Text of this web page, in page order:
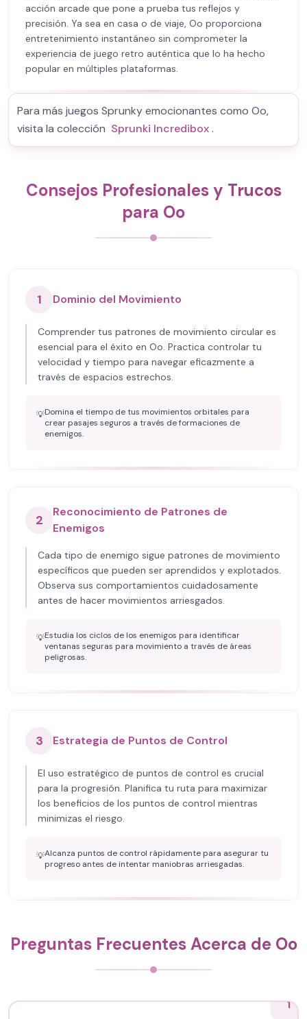
acción arcade que pone a prueba tus reflejos y
precisión. Ya sea en casa o de viaje, Oo proporciona
entretenimiento instantáneo sin comprometer la
experiencia de juego retro auténtica que lo ha hecho
popular en múltiples plataformas.
Para más juegos Sprunky emocionantes como Oo,
visita la colección Sprunki Incredibox.
Consejos Profesionales y Trucos
para Oo
1 Dominio del Movimiento
Comprender tus patrones de movimiento circular es
esencial para el éxito en Oo. Practica controlar tu
velocidad y tiempo para navegar eficazmente a
través de espacios estrechos.
💡Domina el tiempo de tus movimientos orbitales para
crear pasajes seguros a través de formaciones de
enemigos.
2
Reconocimiento de Patrones de
Enemigos
Cada tipo de enemigo sigue patrones de movimiento
específicos que pueden ser aprendidos y explotados.
Observa sus comportamientos cuidadosamente
antes de hacer movimientos arriesgados.
💡Estudia los ciclos de los enemigos para identificar
ventanas seguras para movimiento a través de áreas
peligrosas.
3 Estrategia de Puntos de Control
El uso estratégico de puntos de control es crucial
para la progresión. Planifica tu ruta para maximizar
los beneficios de los puntos de control mientras
minimizas el riesgo.
💡Alcanza puntos de control rápidamente para asegurar tu
progreso antes de intentar maniobras arriesgadas.
Preguntas Frecuentes Acerca de Oo
1